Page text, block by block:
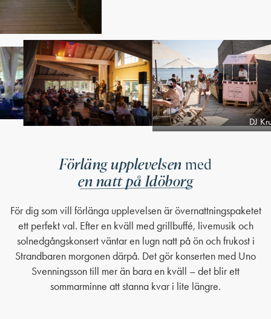
Förläng upplevelsen med
en natt på Idöborg
För dig som vill förlänga upplevelsen är övernattningspaketet
ett perfekt val. Efter en kväll med grillbuffé, livemusik och
solnedgångskonsert väntar en lugn natt på ön och frukost i
Strandbaren morgonen därpå. Det gör konserten med Uno
Svenningsson till mer än bara en kväll – det blir ett
sommarminne att stanna kvar i lite längre.